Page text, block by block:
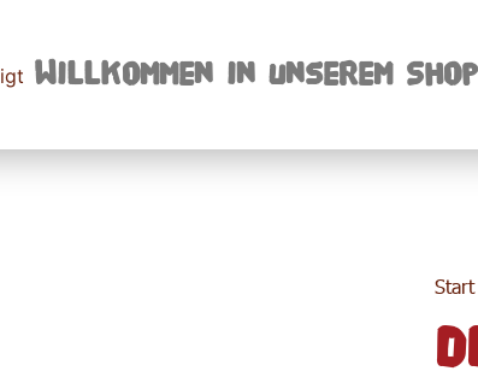
Willkommen in unserem Shop
Start